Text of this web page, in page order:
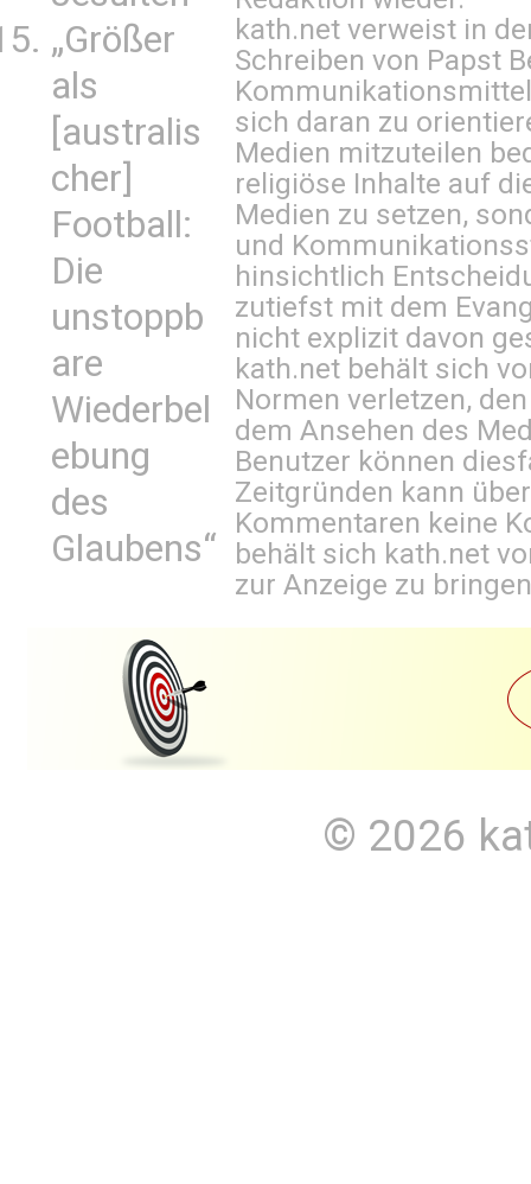
„Größer
als
[australis
cher]
Football:
Die
unstoppb
are
Wiederbel
ebung
des
Glaubens“
kath.net verweist in
Schreiben von Papst
sich daran zu
Medien mitzuteilen
religiöse Inhalte auf
Medien zu setzen,
und
hinsichtlich
zutiefst mit dem
nicht explizit davon
kath.net behält sich
Normen verletzen,
dem Ansehen des
Benutzer können
Zeitgründen kann
Kommentaren keine
behält sich kath.net
zur Anzeige zu
© 2026